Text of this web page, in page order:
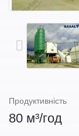
Продуктивність
80 м³/год